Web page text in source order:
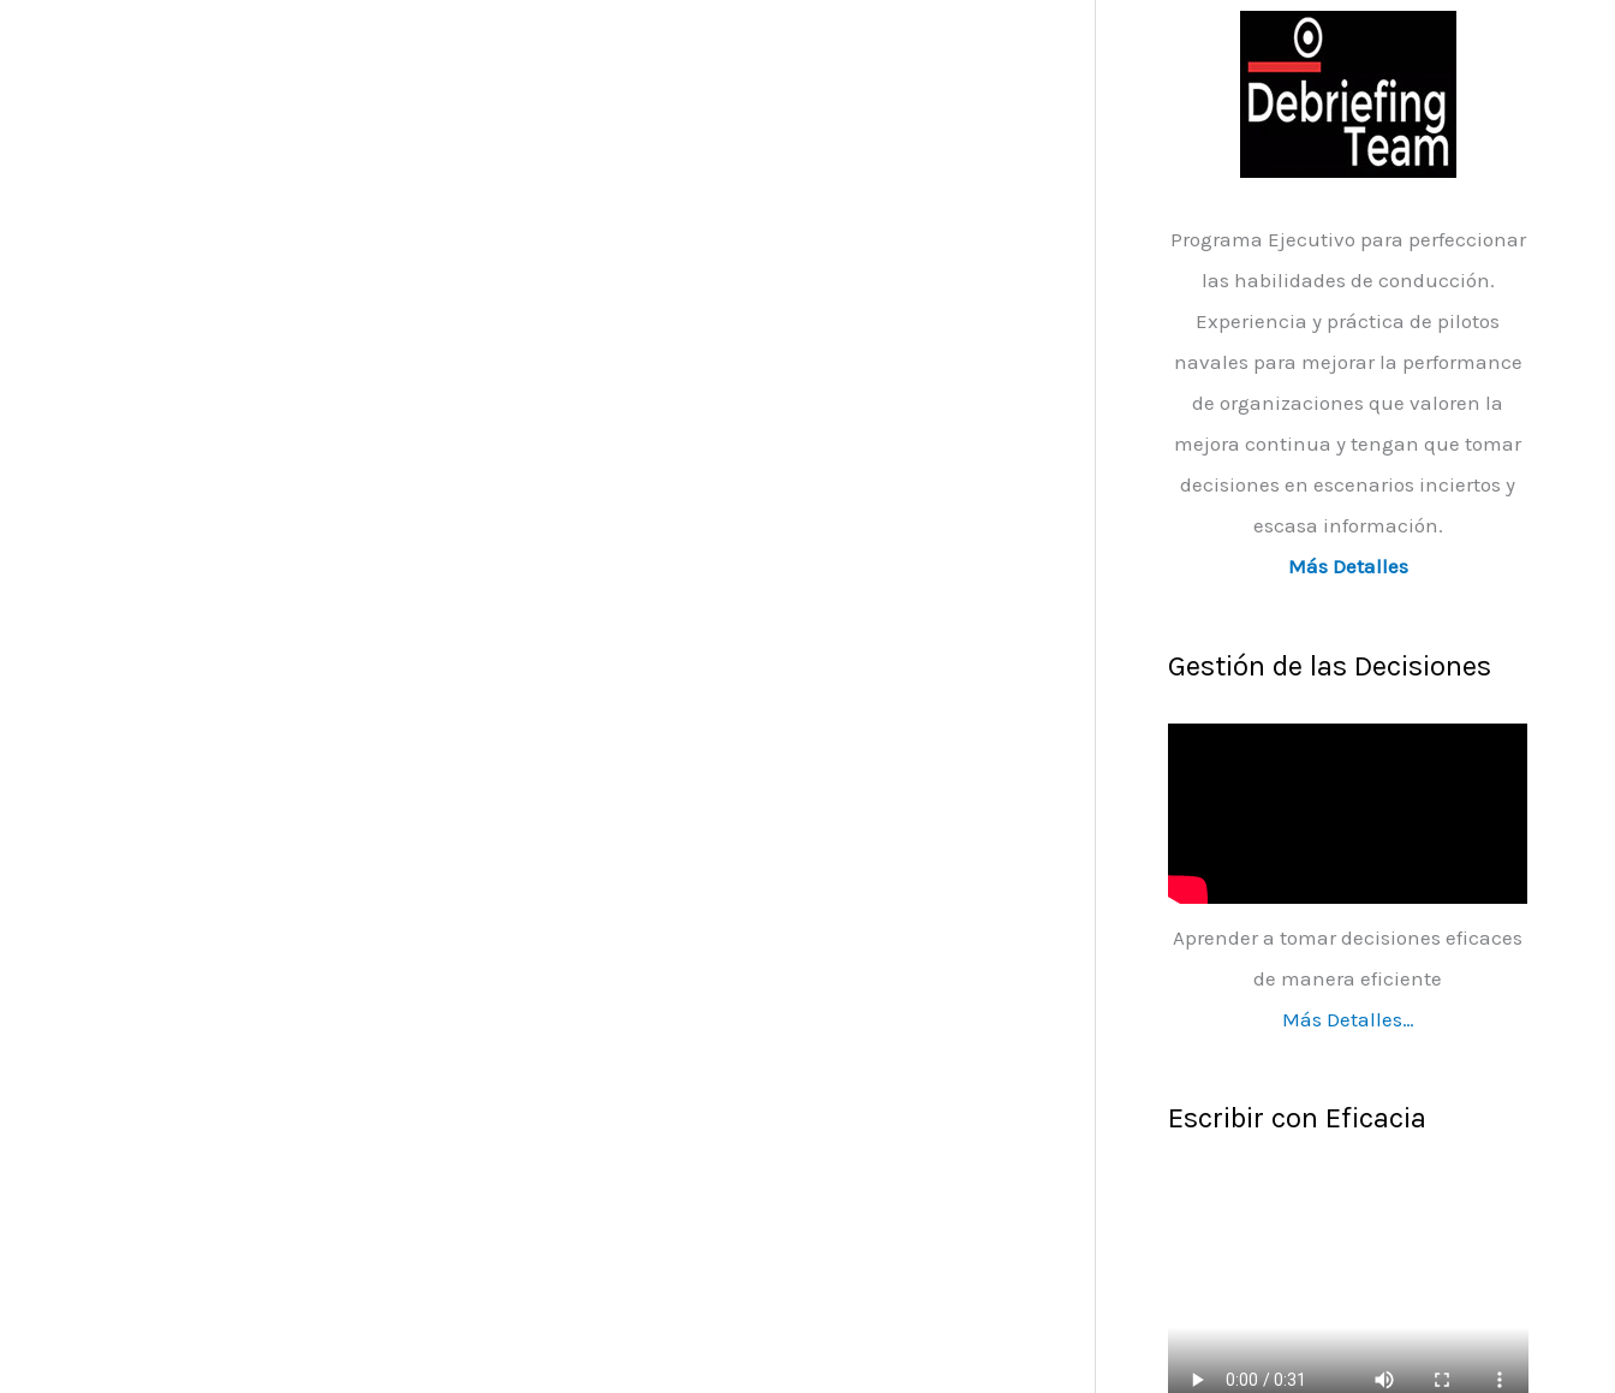
Programa Ejecutivo para perfeccionar
las habilidades de conducción.
Experiencia y práctica de pilotos
navales para mejorar la performance
de organizaciones que valoren la
mejora continua y tengan que tomar
decisiones en escenarios inciertos y
escasa información.
Más Detalles
Gestión de las Decisiones
Aprender a tomar decisiones eficaces
de manera eficiente
Más Detalles…
Escribir con Eficacia